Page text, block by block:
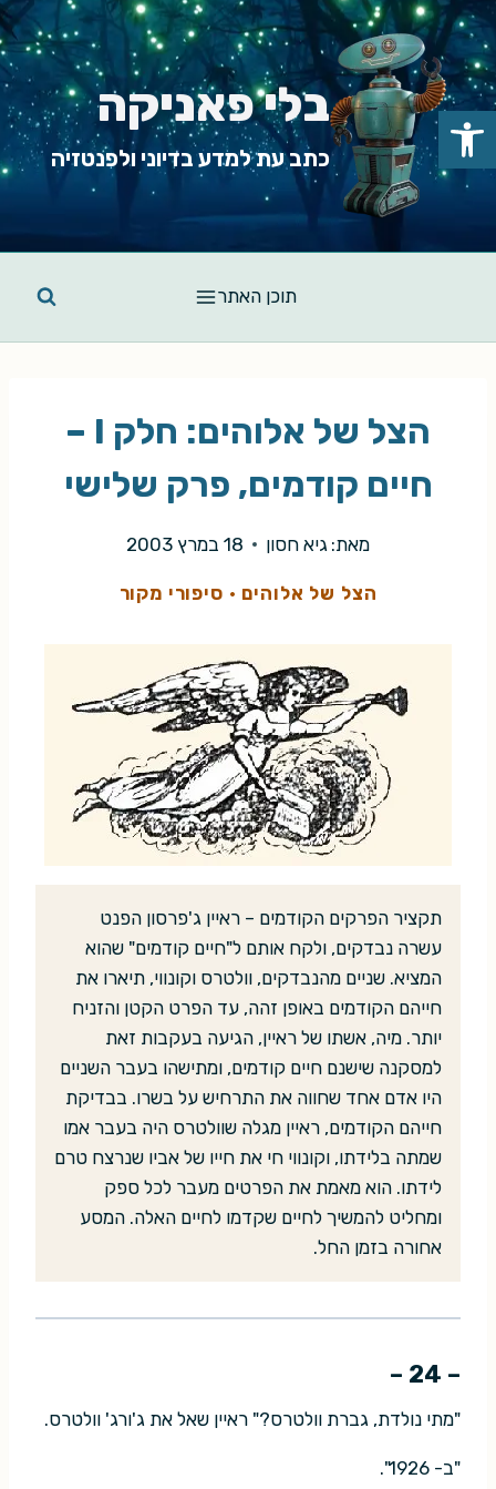
Skip
to
content
בלי פאניקה
כתב עת למדע בדיוני ולפנטזיה
תוכן האתר
הצל של אלוהים: חלק I –
חיים קודמים, פרק שלישי
מאת: גיא חסון 18 במרץ 2003
הצל של אלוהים · סיפורי מקור
תקציר הפרקים הקודמים – ראיין ג'פרסון הפנט
עשרה נבדקים, ולקח אותם ל"חיים קודמים" שהוא
המציא. שניים מהנבדקים, וולטרס וקונווי, תיארו את
חייהם הקודמים באופן זהה, עד הפרט הקטן והזניח
יותר. מיה, אשתו של ראיין, הגיעה בעקבות זאת
למסקנה שישנם חיים קודמים, ומתישהו בעבר השניים
היו אדם אחד שחווה את התרחיש על בשרו. בבדיקת
חייהם הקודמים, ראיין מגלה שוולטרס היה בעבר אמו
שמתה בלידתו, וקונווי חי את חייו של אביו שנרצח טרם
לידתו. הוא מאמת את הפרטים מעבר לכל ספק
ומחליט להמשיך לחיים שקדמו לחיים האלה. המסע
אחורה בזמן החל.
– 24 –
"מתי נולדת, גברת וולטרס?" ראיין שאל את ג'ורג' וולטרס.
"ב- 1926".
פתח סרגל נגישות